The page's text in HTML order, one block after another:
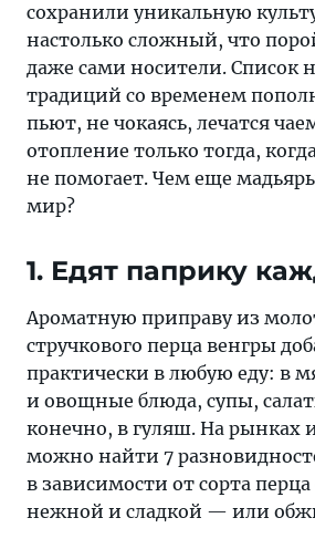
когда
уже
не
помогает.
мадьяры
мир?
сохранили уникальную
настолько сложный, что
даже сами носители. Список
традиций со временем
пьют, не чокаясь, лечатся
отопление только тогда,
не помогает. Чем еще
мир?
1. Едят паприку
Ароматную приправу из
стручкового перца венгры
практически в любую еду: в
и овощные блюда, супы,
конечно, в гуляш. На рынках
можно найти 7
в зависимости от сорта
нежной и сладкой — или